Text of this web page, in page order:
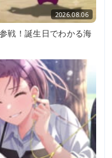
2026.08.06
戦！誕生日でわかる海